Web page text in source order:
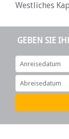
Westliches
GEBEN SIE